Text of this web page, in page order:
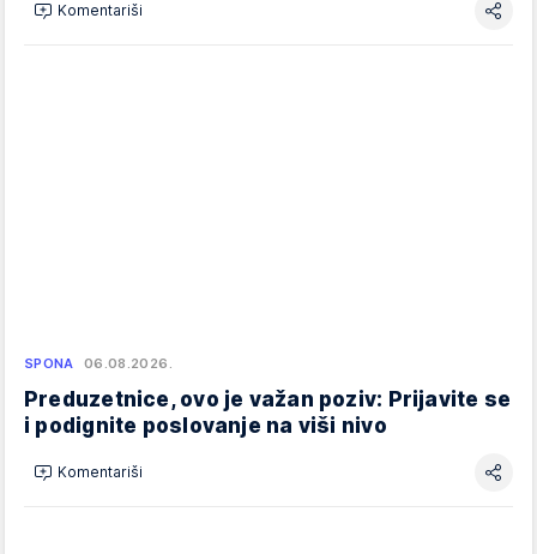
Komentariši
SPONA 06.08.2026.
Preduzetnice, ovo je važan poziv: Prijavite se
i podignite poslovanje na viši nivo
Komentariši